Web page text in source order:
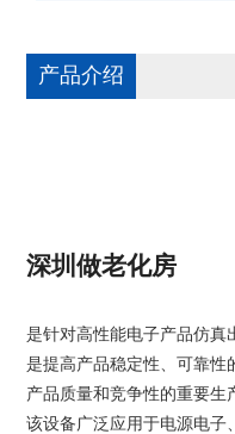
产品介绍
深圳做老化房
是针对高性能电子产品仿真
是提高产品稳定性、可靠性
产品质量和竞争性的重要生
该设备广泛应用于电源电子